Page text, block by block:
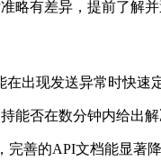
略有差异，提前了解
出现发送异常时快速
能否在数分钟内给出解
善的API文档能显著降